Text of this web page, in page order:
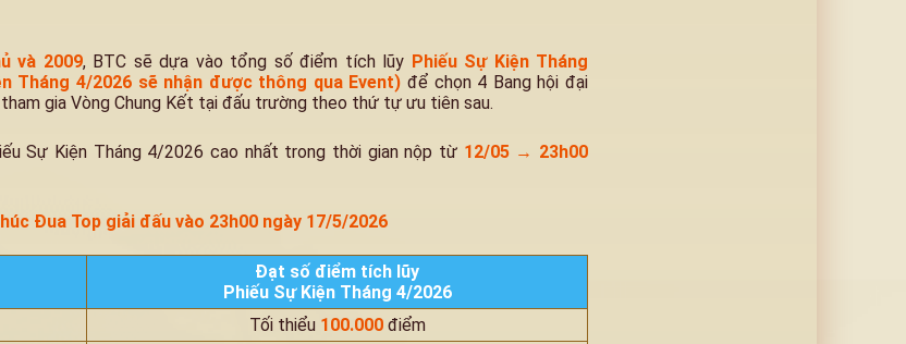
và 2009, BTC sẽ dựa vào tổng số điểm tích lũy Phiếu Sự Kiện Tháng
Tháng 4/2026 sẽ nhận được thông qua Event) để chọn 4 Bang hội đại
tham gia Vòng Chung Kết tại đấu trường theo thứ tự ưu tiên sau.
Sự Kiện Tháng 4/2026 cao nhất trong thời gian nộp từ 12/05 → 23h00
Đua Top giải đấu vào 23h00 ngày 17/5/2026
Đạt số điểm tích lũy
Phiếu Sự Kiện Tháng 4/2026
Tối thiểu 100.000điểm